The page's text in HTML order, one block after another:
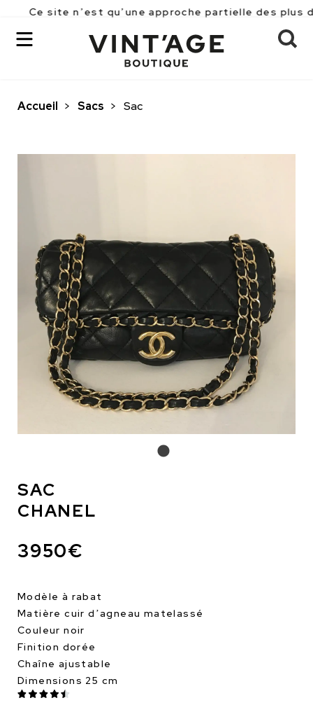
Ce site n’est qu’une approche partielle des plus
Accueil > Sacs > Sac
SAC
CHANEL
3950€
Modèle à rabat
Matière cuir d’agneau matelassé
Couleur noir
Finition dorée
Chaîne ajustable
Dimensions 25 cm